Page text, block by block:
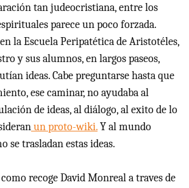
tan judeocristiana, entre los
parece un poco forzada.
la Escuela Peripatética de Aristotéles,
y sus alumnos, en largos paseos,
ideas. Cabe preguntarse hasta que
ese caminar, no ayudaba al
de ideas, al diálogo, al exito de lo
un proto-wiki.Y al mundo
se trasladan estas ideas.
recoge David Monreal a traves de